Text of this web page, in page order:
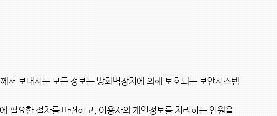
필요한 절차를 마련하고, 이용자의 개인정보를 처리하는 인원을